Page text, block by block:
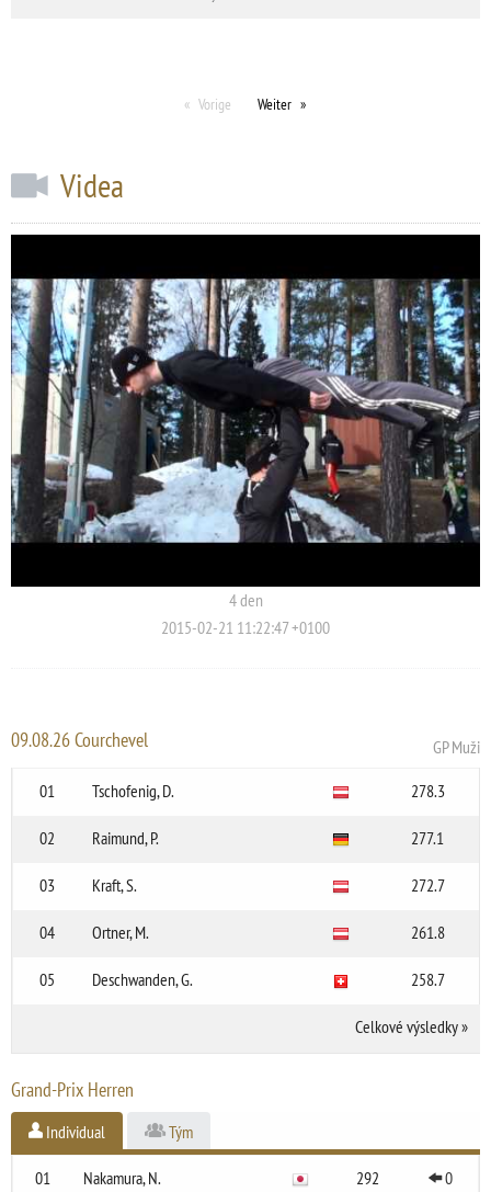
Vorige Weiter
Videa
4 den
2015-02-21 11:22:47 +0100
09.08.26 Courchevel
GP Muži
01
Tschofenig, D. 278.3
02 Raimund, P. 277.1
03 Kraft, S. 272.7
04 Ortner, M. 261.8
05 Deschwanden, G. 258.7
Celkové výsledky»
Grand-Prix Herren
Individual Tým
01 Nakamura, N. 292 0